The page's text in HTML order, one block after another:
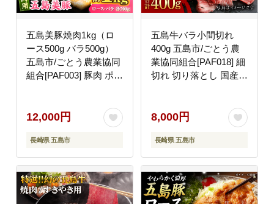
五島美豚焼肉1kg（ロ
ース500g バラ500g）
五島市/ごとう農業協同
組合[PAF003] 豚肉 ポー
12,000円
長崎県 五島市
五島牛バラ小間切れ
400g 五島市/ごとう農
業協同組合[PAF018] 細
切れ 切り落とし 国産牛
8,000円
長崎県 五島市